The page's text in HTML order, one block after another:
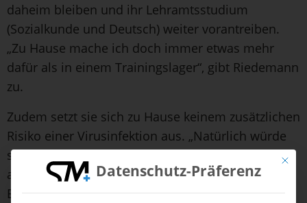
daheim bleiben und ihr Lehramtsstudium
(Sozialkunde und Deutsch) weiter vorantreiben.
„Zu Hause mache ich doch immer etwas mehr
dafür als in einem Trainingslager“, gibt Riedemann
zu.
Zudem setzt sie sich zu Hause keinem zusätzlichen
Risiko einer Virusinfektion aus. „Natürlich würde
schon gern auch mal wieder international starten,
aber auch in Deutschland ist gute Konkurrenz da.
Es ist daher nicht zwingend erforderlich, ins
Mit
Datenschutz-Präferenz